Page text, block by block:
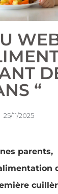
“
25/11/2025
parents,